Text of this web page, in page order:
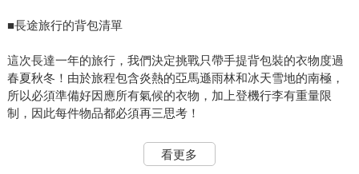
■長途旅行的背包清單
這次長達一年的旅行，我們決定挑戰只帶手提背包裝的衣物度過
春夏秋冬！由於旅程包含炎熱的亞馬遜雨林和冰天雪地的南極，
所以必須準備好因應所有氣候的衣物，加上登機行李有重量限
制，因此每件物品都必須再三思考！
看更多